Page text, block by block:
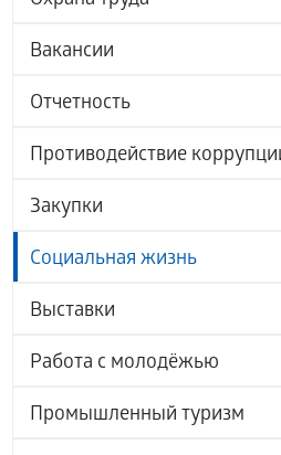
Вакансии
Отчетность
Противодействие
Закупки
Социальная жизнь
Выставки
Работа с молодёжью
Промышленный туризм